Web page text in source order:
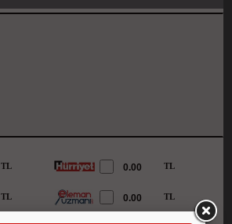
TL TL
TL TL